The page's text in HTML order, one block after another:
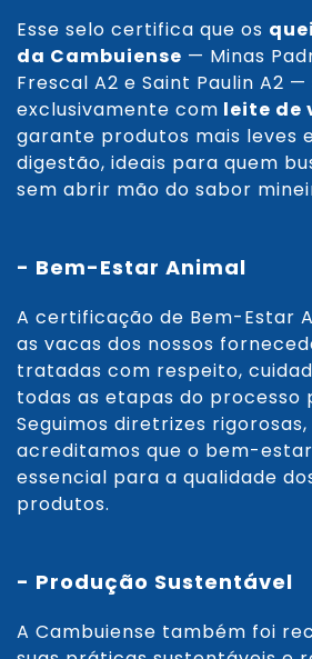
Esse selo certifica que os
da Cambuiense — Minas
Frescal A2 e Saint Paulin A2
exclusivamente com leite de
garante produtos mais leves
digestão, ideais para quem
sem abrir mão do sabor
- Bem-Estar Animal
A certificação de Bem-Estar
as vacas dos nossos
tratadas com respeito,
todas as etapas do processo
Seguimos diretrizes
acreditamos que o bem-
essencial para a qualidade
produtos.
- Produção Sustentável
A Cambuiense também foi